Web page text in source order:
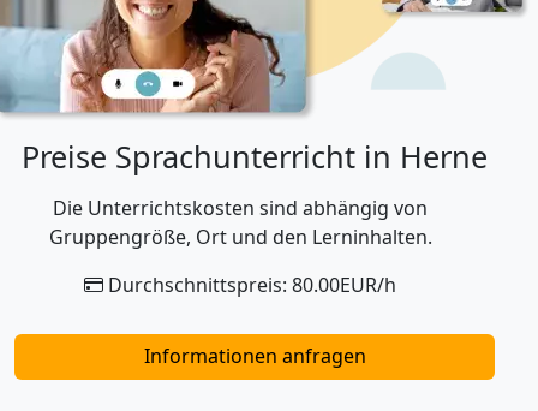
Preise Sprachunterricht in Herne
Die Unterrichtskosten sind abhängig von
Gruppengröße, Ort und den Lerninhalten.
Durchschnittspreis: 80.00EUR/h
Informationen anfragen